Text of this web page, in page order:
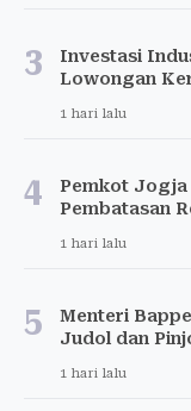
3
Investasi
Lowongan
1 hari lalu
4
Pemkot Jogja
Pembatasan
1 hari lalu
5
Menteri
Judol dan
1 hari lalu